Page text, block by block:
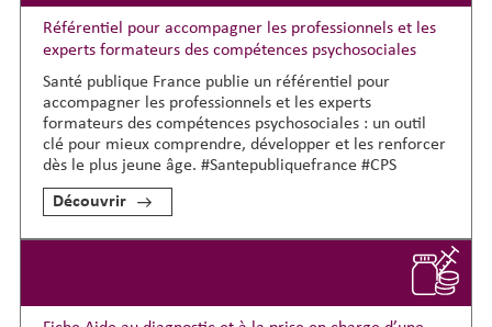
Référentiel pour accompagner les professionnels et les
experts formateurs des compétences psychosociales
Santé publique France publie un référentiel pour
accompagner les professionnels et les experts
formateurs des compétences psychosociales : un outil
clé pour mieux comprendre, développer et les renforcer
dès le plus jeune âge. #Santepubliquefrance #CPS
Découvrir